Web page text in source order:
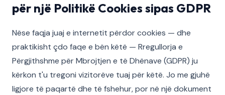
për një Politikë Cookies sipas GDPR
Nëse faqja juaj e internetit përdor cookies — dhe
praktikisht çdo faqe e bën këtë — Rregullorja e
Përgjithshme për Mbrojtjen e të Dhënave (GDPR) ju
kërkon t'u tregoni vizitorëve tuaj për këtë. Jo me gjuhë
ligjore të paqartë dhe të fshehur, por në një dokument